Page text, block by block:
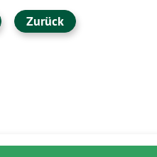
Zurück